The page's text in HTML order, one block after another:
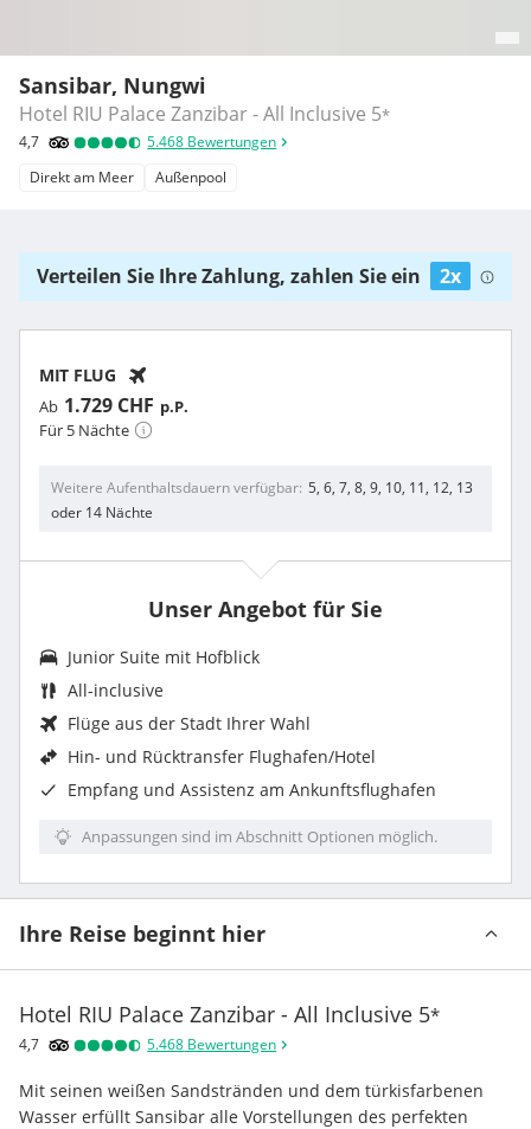
Sansibar, Nungwi
Hotel RIU Palace Zanzibar - All Inclusive 5*
4,7 5.468 Bewertungen
Direkt am Meer
Außenpool
Verteilen Sie Ihre Zahlung, zahlen Sie ein 2x
MIT FLUG
Ab 1.729 CHF p.P.
Für 5 Nächte
Weitere Aufenthaltsdauern verfügbar 5, 6, 7, 8, 9, 10, 11, 12, 13
oder 14 Nächte
Unser Angebot für Sie
Junior Suite mit Hofblick
All-inclusive
Flüge aus der Stadt Ihrer Wahl
Hin- und Rücktransfer Flughafen/Hotel
Empfang und Assistenz am Ankunftsflughafen
Anpassungen sind im Abschnitt Optionen möglich.
Ihre Reise beginnt hier
Hotel RIU Palace Zanzibar - All Inclusive 5*
4,7 5.468 Bewertungen
Mit seinen weißen Sandstränden und dem türkisfarbenen
Wasser erfüllt Sansibar alle Vorstellungen des perfekten